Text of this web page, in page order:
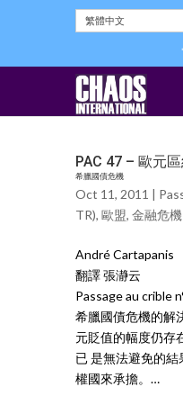
繁體中文
PAC 47 – 歐元
希臘國債危機
Oct 11, 2011 |
TR), 歐盟, 金融危機
André Cartapanis
翻譯 張瀞云
Passage au crible
希臘國債危機的解
元貶值的幅度仍存
已 是無法避免的
權國來承擔。…